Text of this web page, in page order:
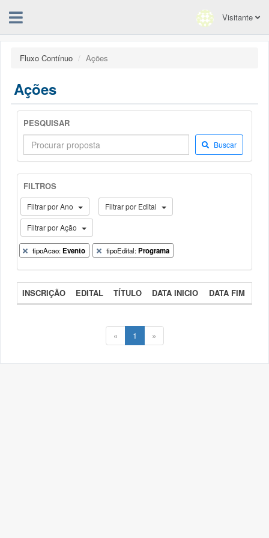
Visitante
Fluxo Contínuo Ações
Ações
PESQUISAR
Buscar
FILTROS
Filtrar por Ano Filtrar por Edital
Filtrar por Ação
tipoAcao: Evento tipoEdital:Programa
INSCRIÇÃO EDITAL TÍTULO DATA INICIO DATA FIM
« 1 »